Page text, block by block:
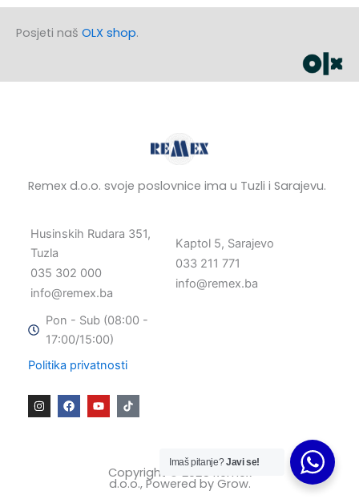
Posjeti naš OLX shop.
Remex d.o.o. svoje poslovnice ima u Tuzli i Sarajevu.
Husinskih Rudara 351,
Tuzla
035 302 000
info@remex.ba
Kaptol 5, Sarajevo
033 211 771
info@remex.ba
Pon - Sub (08:00 -
17:00/15:00)
Politika privatnosti
I
n
s
F
a
c
Y
o
u
Copyright © 2025 Remex
d.o.o., Powered by Grow.
Imaš pitanje?Javi se!